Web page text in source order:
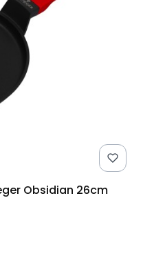
Obsidian 26cm